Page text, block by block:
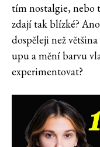
tím nostalgie, nebo
zdají tak blízké?
dospěleji než
upu a mění barvu
experimentovat?